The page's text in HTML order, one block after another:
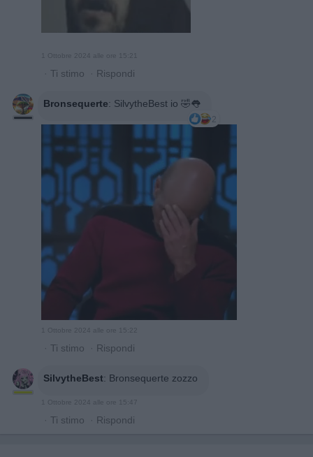
· Ti stimo · Rispondi
Bronsequerte: SilvytheBest io 🤣👅
2
· Ti stimo · Rispondi
SilvytheBest: Bronsequerte zozzo
1 Ottobre 2024 alle ore 15:47
· Ti stimo · Rispondi